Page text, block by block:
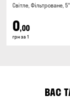
Світле, Фільтроване, 5°
0,00
грн за 1
ВАС